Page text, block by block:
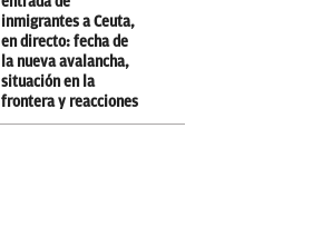
inmigrantes a Ceuta,
en directo: fecha de
la nueva avalancha,
situación en la
frontera y reacciones